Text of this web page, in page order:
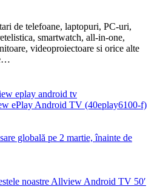
de telefoane, laptopuri, PC-uri,
smartwatch, all-in-one,
videoproiectoare si orice alte
ePlay Android TV (40eplay6100-f)
globală pe 2 martie, înainte de
noastre Allview Android TV 50′